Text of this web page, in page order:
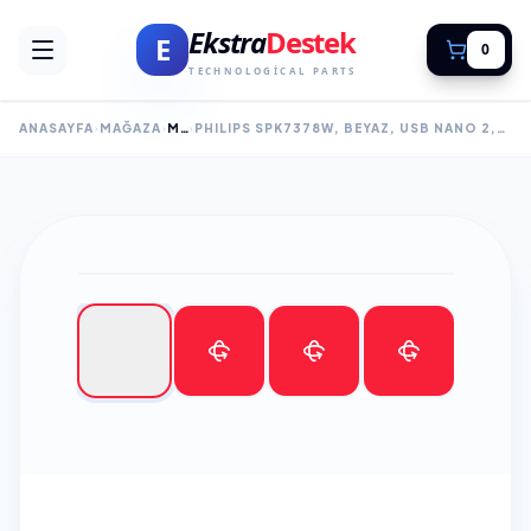
E EkstraDestek
TECHNOLOGICAL PARTS
0
ANASAYFA MAĞAZA MOUSE PHILIPS SPK7378W, BEYAZ, USB NANO 2,4GH KABLOSUZ, 1600DPI, OPTIC, 3 TUŞLU, SESSIZ CLICK, MOUSE